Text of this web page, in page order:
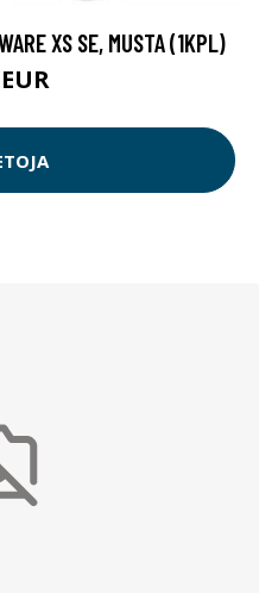
XS SE, MUSTA (1KPL)